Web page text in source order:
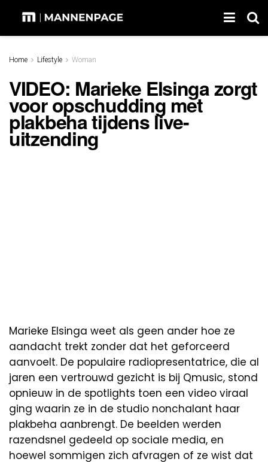
Home Lifestyle Woman
VIDEO: Marieke Elsinga zorgt
voor opschudding met
plakbeha tijdens live-
uitzending
Marieke Elsinga weet als geen ander hoe ze
aandacht trekt zonder dat het geforceerd
aanvoelt. De populaire radiopresentatrice, die al
jaren een vertrouwd gezicht is bij Qmusic, stond
opnieuw in de spotlights toen een video viraal
ging waarin ze in de studio nonchalant haar
plakbeha aanbrengt. De beelden werden
razendsnel gedeeld op sociale media, en
hoewel sommigen zich afvragen of ze wist dat